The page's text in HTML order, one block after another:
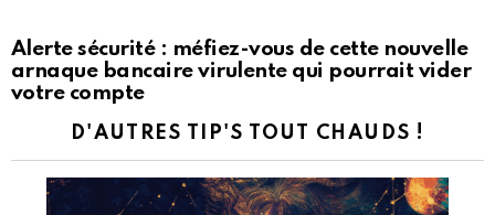
Alerte sécurité : méfiez-vous de cette nouvelle
arnaque bancaire virulente qui pourrait vider
votre compte
D'AUTRES TIP'S TOUT CHAUDS !